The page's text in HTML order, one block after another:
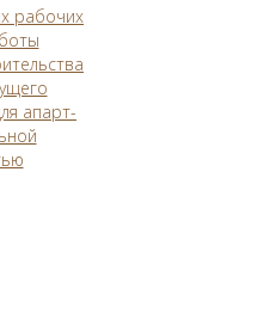
рабочих
апарт-